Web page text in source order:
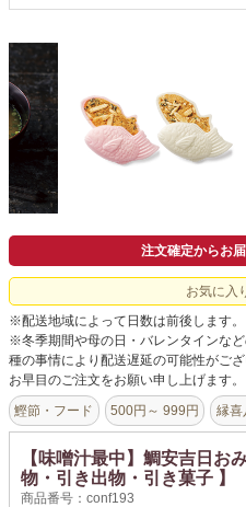
ドメイン指定受信について
無料サンプル・資料請求
お問合せ
注文確定からお
お気に入
※配送地域によって日数は前後します。
※冬季期間や母の日・バレンタインな
種の事情により配送遅延の可能性がご
お早目のご注文をお願い申し上げます。
鰹節・フード 500円～ 999円 縁喜
【味噌汁最中】鯛安吉日お
物・引き出物・引き菓子 】
商品番号：conf193